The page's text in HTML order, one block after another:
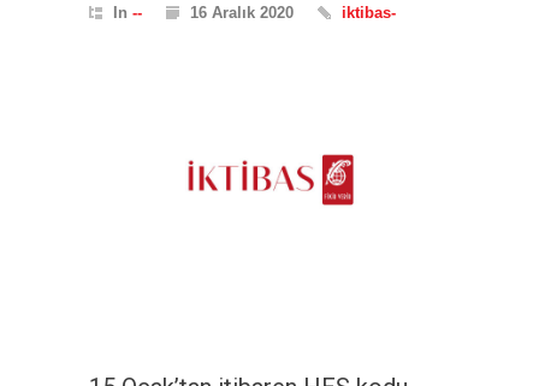
In -- 16 Aralık 2020 iktibas-